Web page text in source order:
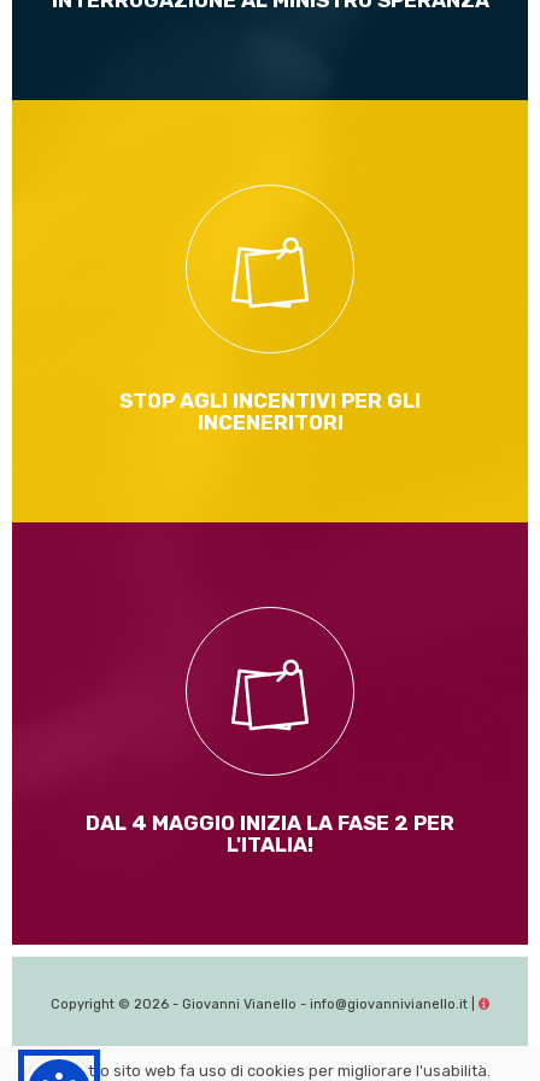
STOP AGLI INCENTIVI PER GLI
INCENERITORI
Ieri a Palazzo Madama è stata approvata in maniera
definitiva la legge Europea! Un traguardo molto importante
anche in materia ambientale
Leggi di più
DAL 4 MAGGIO INIZIA LA FASE 2 PER
L'ITALIA!
I contenuti del DPCM del 26 aprile 2020
Leggi di più
Copyright © 2026 - Giovanni Vianello - info@giovannivianello.it |
Il nostro sito web fa uso di cookies per migliorare l'usabilità.